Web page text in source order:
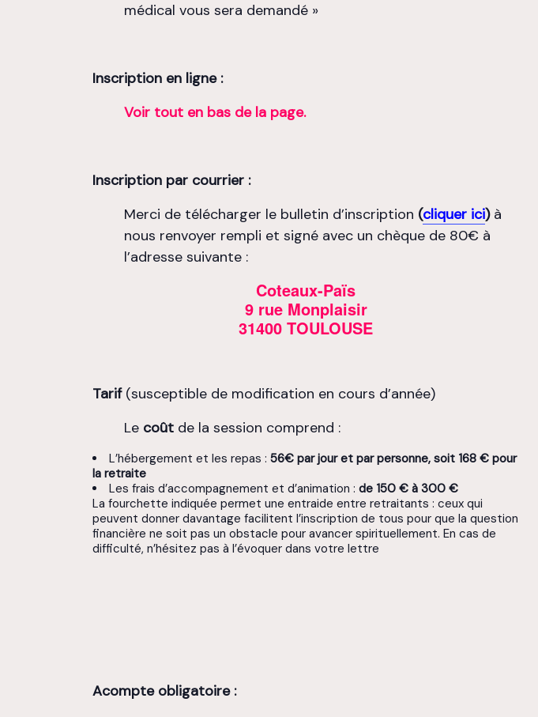
médical vous sera demandé »
Inscription en ligne :
Voir tout en bas de la page.
Inscription par courrier :
Merci de télécharger le bulletin d’inscription (cliquer ici)à
nous renvoyer rempli et signé avec un chèque de 80€ à
l’adresse suivante :
Coteaux-Païs
9 rue Monplaisir
31400 TOULOUSE
Tarif (susceptible de modification en cours d’année)
Le coût de la session comprend :
L’hébergement et les repas : 56€ par jour et par personne, soit 168 € pour
la retraite
Les frais d’accompagnement et d’animation : de 150 € à 300 €
La fourchette indiquée permet une entraide entre retraitants : ceux qui
peuvent donner davantage facilitent l’inscription de tous pour que la question
financière ne soit pas un obstacle pour avancer spirituellement. En cas de
difficulté, n’hésitez pas à l’évoquer dans votre lettre
Acompte obligatoire :